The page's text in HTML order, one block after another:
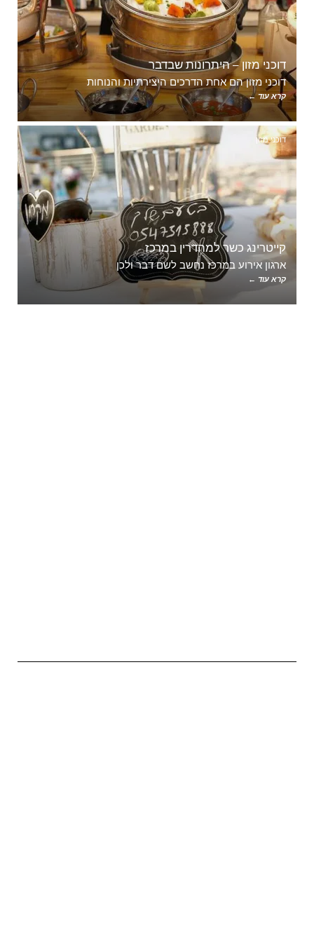
דוכני מזון – היתרונות שבדבר
דוכני מזון הם אחת הדרכים היצירתיות והנוחות
קרא עוד ←
דוכני מזון
קייטרינג כשר למהדרין במרכז
ארגון אירוע במרכז נחשב לשם דבר ולכן
קרא עוד ←